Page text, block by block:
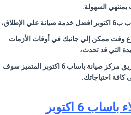
السهولة.
وقت ممكن إلي جانبك في أوقات الأزمات
التي قد تحدث،
حيث أنك فور طلبك للدعم من فريق مركز صيانة باساب 6 اكتوبر المتميز سوف
كافة احتياجاتك.
6 اكتوبر